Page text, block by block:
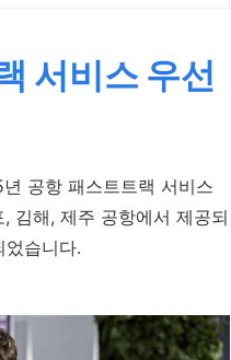
서비스 우선
공항 패스트트랙 서비스
김해, 제주 공항에서 제공되
습니다.